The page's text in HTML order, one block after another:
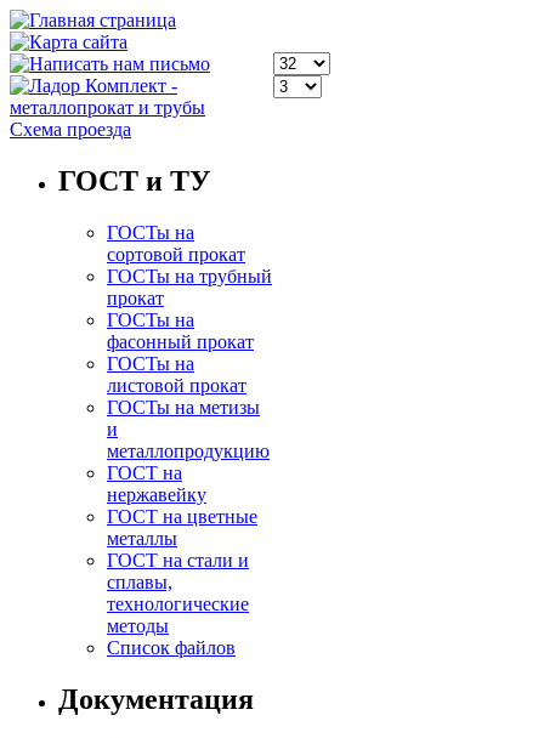
Схема проезда
ГОСТ и ТУ
ГОСТы на
сортовой прокат
ГОСТы на трубный
прокат
ГОСТы на
фасонный прокат
ГОСТы на
листовой прокат
ГОСТы на метизы
и
металлопродукцию
ГОСТ на
нержавейку
ГОСТ на цветные
металлы
ГОСТ на стали и
сплавы,
технологические
методы
Список файлов
Документация